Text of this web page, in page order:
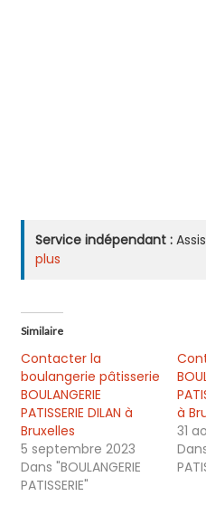
Service indépendant :
plus
Similaire
Contacter la
boulangerie pâtisserie
BOULANGERIE
PATISSERIE DILAN à
Bruxelles
5 septembre 2023
Dans "BOULANGERIE
PATISSERIE"
à
31